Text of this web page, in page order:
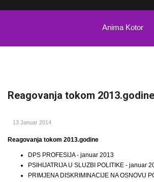
Anima Kotor
Reagovanja tokom 2013.godine
13 Januar 2014
Reagovanja tokom 2013.godine
DPS PROFESIJA - januar 2013
PSIHIJATRIJA U SLUZBI POLITIKE - januar
PRIMJENA DISKRIMINACIJE NA OSNOVU